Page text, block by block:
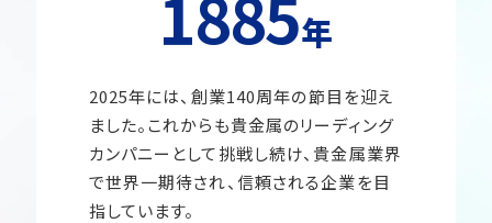
年
2025年には、創業140周年の節目を迎え
ました。これからも貴金属のリーディング
カンパニーとして挑戦し続け、貴金属業界
で世界一期待され、信頼される企業を目
指しています。